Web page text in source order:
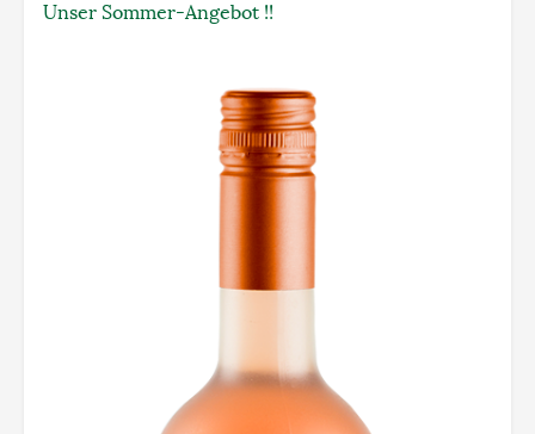
Unser Sommer-Angebot !!